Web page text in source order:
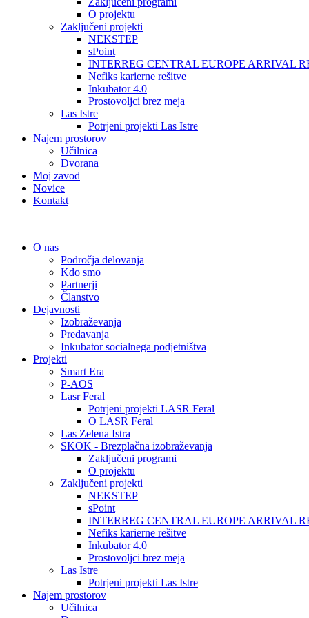
O projektu
Zaključeni projekti
NEKSTEP
sPoint
INTERREG CENTRAL EUROPE ARRIVAL
Nefiks karierne rešitve
Inkubator 4.0
Prostovoljci brez meja
Las Istre
Potrjeni projekti Las Istre
Najem prostorov
Učilnica
Dvorana
Moj zavod
Novice
Kontakt
O nas
Področja delovanja
Kdo smo
Partnerji
Članstvo
Dejavnosti
Izobraževanja
Predavanja
Inkubator socialnega podjetništva
Projekti
Smart Era
P-AOS
Lasr Feral
Potrjeni projekti LASR Feral
O LASR Feral
Las Zelena Istra
SKOK - Brezplačna izobraževanja
Zaključeni programi
O projektu
Zaključeni projekti
NEKSTEP
sPoint
INTERREG CENTRAL EUROPE ARRIVAL
Nefiks karierne rešitve
Inkubator 4.0
Prostovoljci brez meja
Las Istre
Potrjeni projekti Las Istre
Najem prostorov
Učilnica